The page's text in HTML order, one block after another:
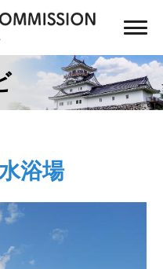
ニ
ュ
ー
浴場